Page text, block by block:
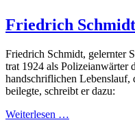
Friedrich Schmidt
Friedrich Schmidt, gelernter
trat 1924 als Polizeianwärter
handschriflichen Lebenslauf,
beilegte, schreibt er dazu:
Weiterlesen …